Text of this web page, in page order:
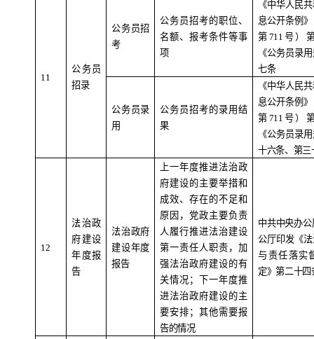
11
公务员
招录
公务员招
考
公务员招考的职位、
名额、报考条件等事
项
《中华人民
息公开条例
第 711 号）
《公务员录
七条
公务员录
用
公务员招考的录用结
果
《中华人民
息公开条例
第 711 号）
《公务员录
十六条、第三
1 2
法治政
府建设
年度报
告
法治政府
建设年度
报告
上一年度推进法治政
府建设的主要举措和
成效、存在的不足和
原因，党政主要负责
人履行推进法治建设
第一责任人职责，加
强法治政府建设的有
关情况；下一年度推
进法治政府建设的主
要安排；其他需要报
告的情况
中共中央办公
公厅印发《
与责任落实
定》第二十四